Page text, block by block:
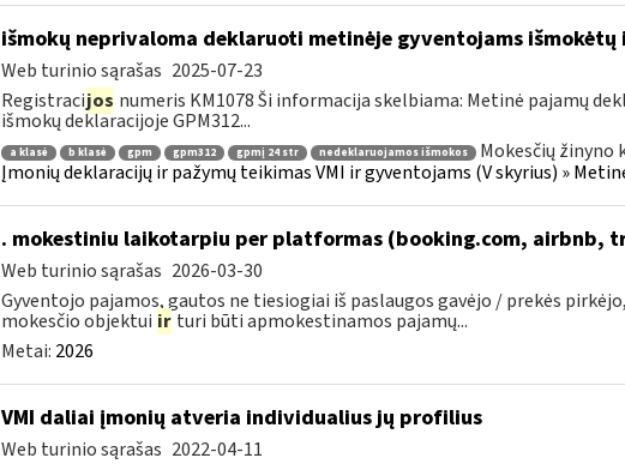
išmokų neprivaloma deklaruoti metinėje gyventojams
Web turinio sąrašas 2025-07-23
Registracijos numeris KM1078 Ši informacija skelbiama: Metinė pajamų
išmokų deklaracijoje GPM312...
a klasė b klasė gpm gpm312 gpmį 24 str nedeklaruojamos išmokos Mokesčių žinyno
Įmonių deklaracijų ir pažymų teikimas VMI ir gyventojams (V skyrius) »
. mokestiniu laikotarpiu per platformas (booking.com, airbnb,
Web turinio sąrašas 2026-03-30
Gyventojo pajamos, gautos ne tiesiogiai iš paslaugos gavėjo / prekės
mokesčio objektui ir turi būti apmokestinamos pajamų...
Metai: 2026
VMI daliai įmonių atveria individualius jų profilius
Web turinio sąrašas 2022-04-11